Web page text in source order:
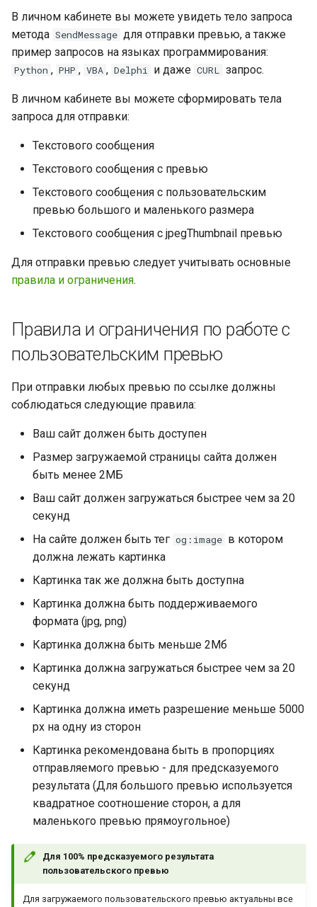
В личном кабинете вы можете увидеть тело запроса
метода SendMessage для отправки превью, а также
пример запросов на языках программирования:
Python , PHP , VBA , Delphi и даже CURL запрос.
В личном кабинете вы можете сформировать тела
запроса для отправки:
Текстового сообщения
Текстового сообщения с превью
Текстового сообщения с пользовательским
превью большого и маленького размера
Текстового сообщения с jpegThumbnail превью
Для отправки превью следует учитывать основные
правила и ограничения.
Правила и ограничения по работе с
пользовательским превью
При отправки любых превью по ссылке должны
соблюдаться следующие правила:
Ваш сайт должен быть доступен
Размер загружаемой страницы сайта должен
быть менее 2МБ
Ваш сайт должен загружаться быстрее чем за 20
секунд
На сайте должен быть тег og:image в котором
должна лежать картинка
Картинка так же должна быть доступна
Картинка должна быть поддерживаемого
формата (jpg, png)
Картинка должна быть меньше 2Мб
Картинка должна загружаться быстрее чем за 20
секунд
Картинка должна иметь разрешение меньше 5000
px на одну из сторон
Картинка рекомендована быть в пропорциях
отправляемого превью - для предсказуемого
результата (Для большого превью используется
квадратное соотношение сторон, а для
маленького превью прямоугольное)
Для 100% предсказуемого результата
пользовательского превью
Для загружаемого пользовательского превью актуальны все